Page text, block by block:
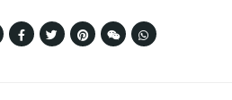
sulla privacy e accetto il